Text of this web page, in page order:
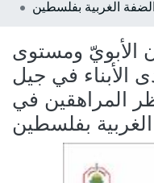
الأبويّ ومستوى
الأبناء في جيل
المراهقين في
بفلسطين